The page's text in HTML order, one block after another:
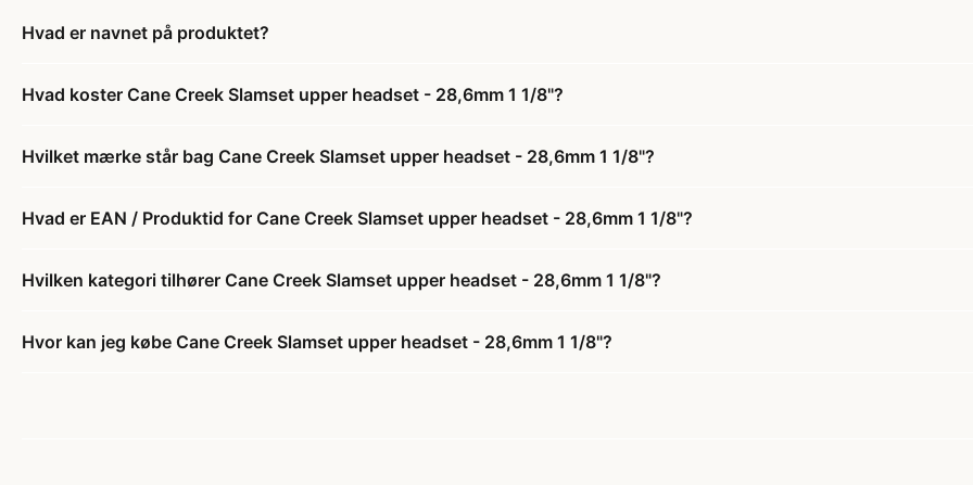
Hvad er navnet på produktet?
Hvad koster Cane Creek Slamset upper headset - 28,6mm 1 1/8"?
Hvilket mærke står bag Cane Creek Slamset upper headset - 28,6mm 1 1/8"?
Hvad er EAN / Produktid for Cane Creek Slamset upper headset - 28,6mm 1 1/8"?
Hvilken kategori tilhører Cane Creek Slamset upper headset - 28,6mm 1 1/8"?
Hvor kan jeg købe Cane Creek Slamset upper headset - 28,6mm 1 1/8"?